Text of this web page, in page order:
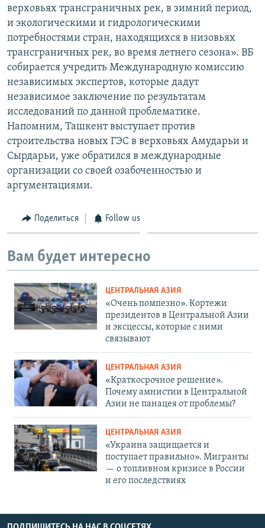
верховьях трансграничных рек, в зимний период,
и экологическими и гидрологическими
потребностями стран, находящихся в низовьях
трансграничных рек, во время летнего сезона». ВБ
собирается учредить Международную комиссию
независимых экспертов, которые дадут
независимое заключение по результатам
исследований по данной проблематике.
Напомним, Ташкент выступает против
строительства новых ГЭС в верховьях Амударьи и
Сырдарьи, уже обратился в международные
организации со своей озабоченностью и
аргументациями.
Поделиться Follow us
Вам будет интересно
ЦЕНТРАЛЬНАЯ АЗИЯ
«Очень помпезно». Кортежи
президентов в Центральной Азии
и эксцессы, которые с ними
связывают
ЦЕНТРАЛЬНАЯ АЗИЯ
«Краткосрочное решение».
Почему амнистии в Центральной
Азии не панацея от проблемы?
ЦЕНТРАЛЬНАЯ АЗИЯ
«Украина защищается и
поступает правильно». Мигранты
— о топливном кризисе в России
и его последствиях